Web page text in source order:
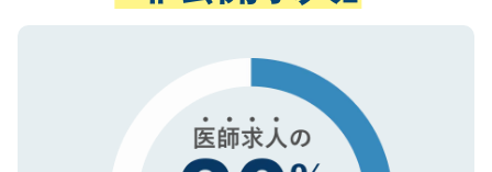
で、機密保持に関してもご安心ください。
ない方には、長期的なサポートが可能です
ので、まずはご登録ください。